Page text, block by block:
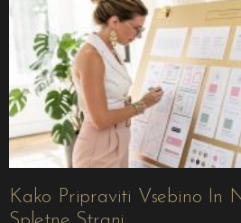
Kako Pripraviti Vsebino In